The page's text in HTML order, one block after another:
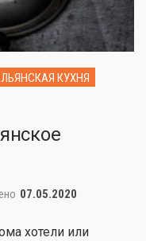
КУХНЯ
07.05.2020
хотели или